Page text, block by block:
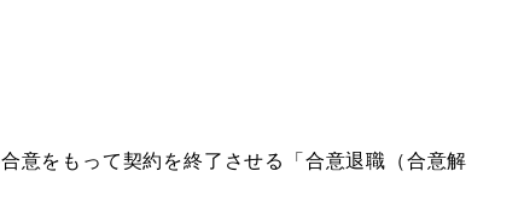
意をもって契約を終了させる「合意退職（合意解